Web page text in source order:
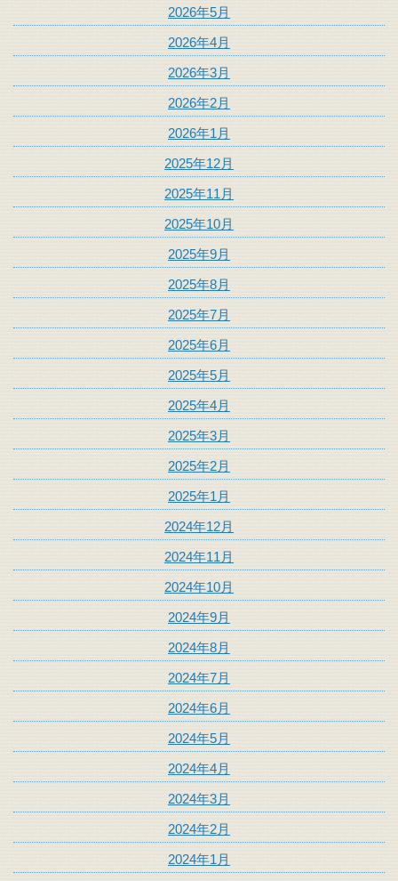
2026年5月
2026年4月
2026年3月
2026年2月
2026年1月
2025年12月
2025年11月
2025年10月
2025年9月
2025年8月
2025年7月
2025年6月
2025年5月
2025年4月
2025年3月
2025年2月
2025年1月
2024年12月
2024年11月
2024年10月
2024年9月
2024年8月
2024年7月
2024年6月
2024年5月
2024年4月
2024年3月
2024年2月
2024年1月